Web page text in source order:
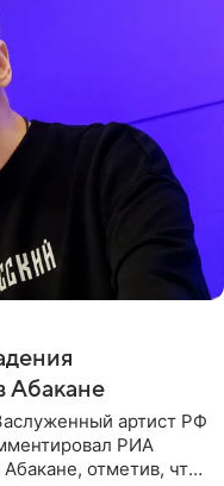
Абакане
артист РФ
РИА
отметив, что